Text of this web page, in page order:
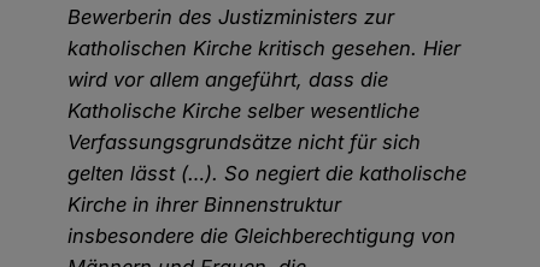
Bewerberin des Justizministers zur
katholischen Kirche kritisch gesehen. Hier
wird vor allem angeführt, dass die
Katholische Kirche selber wesentliche
Verfassungsgrundsätze nicht für sich
gelten lässt (…). So negiert die katholische
Kirche in ihrer Binnenstruktur
insbesondere die Gleichberechtigung von